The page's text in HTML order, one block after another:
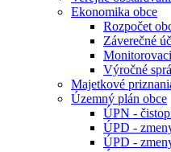
Ekonomika obce
Rozpočet
Záverečné
Výročné
Majetkové
Územný plán obce
ÚPN -
ÚPD -
ÚPD -